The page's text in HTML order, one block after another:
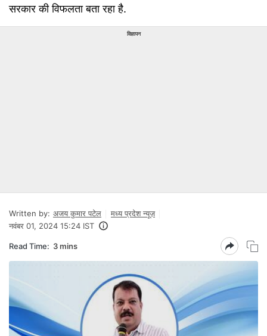
सरकार की विफलता बता रहा है.
विज्ञापन
Written by: अजय कुमार पटेल
मध्य प्रदेश न्यूज़
नवंबर 01, 2024 15:24 IST
Read Time: 3 mins